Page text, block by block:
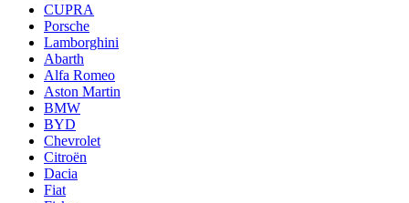
CUPRA
Porsche
Lamborghini
Abarth
Alfa Romeo
Aston Martin
BMW
BYD
Chevrolet
Citroën
Dacia
Fiat